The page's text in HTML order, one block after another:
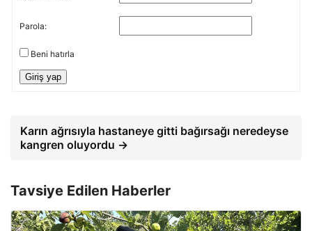
Parola:
Beni hatırla
Giriş yap
Karın ağrısıyla hastaneye gitti bağırsağı neredeyse
kangren oluyordu →
Tavsiye Edilen Haberler